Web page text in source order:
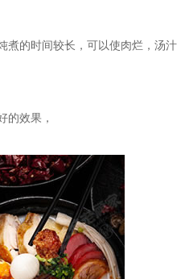
煮的时间较长，可以使肉烂，汤汁
的效果，